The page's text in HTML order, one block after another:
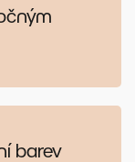
barev